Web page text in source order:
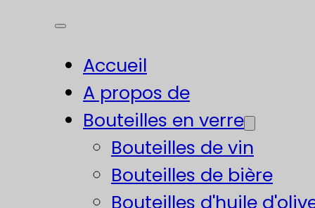
Accueil
A propos de
Bouteilles en verre
Bouteilles de vin
Bouteilles de bière
Bouteilles d'huile